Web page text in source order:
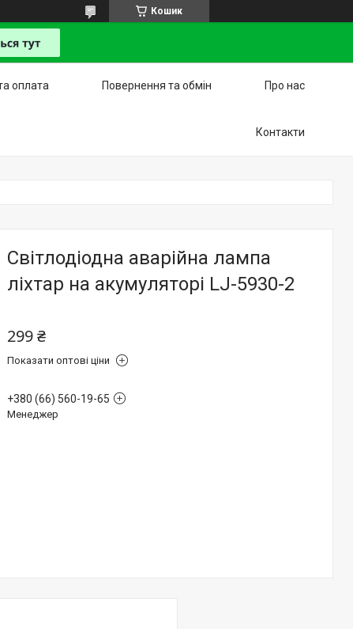
Кошик
оплата Повернення та обмін Про нас
Контакти
Світлодіодна аварійна лампа
ліхтар на акумуляторі LJ-5930-2
299 ₴
Показати оптові ціни
+380 (66) 560-19-65
Менеджер